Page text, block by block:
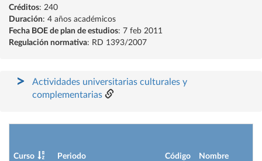
Créditos: 240
Duración: 4 años académicos
Fecha BOE de plan de estudios: 7 feb 2011
Regulación normativa: RD 1393/2007
Actividades universitarias culturales y
complementarias
Curso Periodo Código Nombre